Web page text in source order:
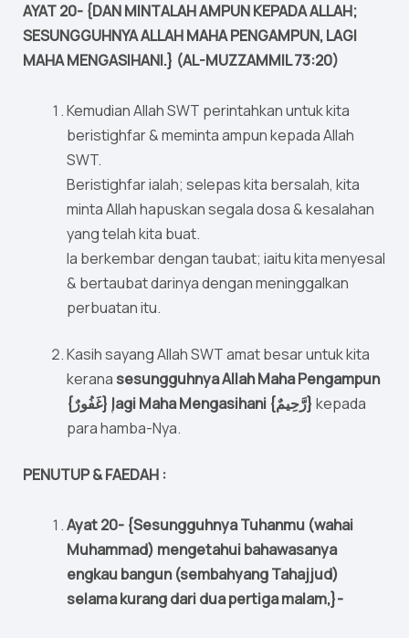
AYAT 20- {DAN MINTALAH AMPUN KEPADA ALLAH;
SESUNGGUHNYA ALLAH MAHA PENGAMPUN, LAGI
MAHA MENGASIHANI.} (AL-MUZZAMMIL 73:20)
Kemudian Allah SWT perintahkan untuk kita
beristighfar & meminta ampun kepada Allah
SWT.
Beristighfar ialah; selepas kita bersalah, kita
minta Allah hapuskan segala dosa & kesalahan
yang telah kita buat.
Ia berkembar dengan taubat; iaitu kita menyesal
& bertaubat darinya dengan meninggalkan
perbuatan itu.
Kasih sayang Allah SWT amat besar untuk kita
kerana sesungguhnya Allah Maha Pengampun
{غَفُورٌ} ۭlagi Maha Mengasihani {رَّحِيمٌ} kepada
para hamba-Nya.
PENUTUP & FAEDAH :
Ayat 20- {Sesungguhnya Tuhanmu (wahai
Muhammad) mengetahui bahawasanya
engkau bangun (sembahyang Tahajjud)
selama kurang dari dua pertiga malam,}-